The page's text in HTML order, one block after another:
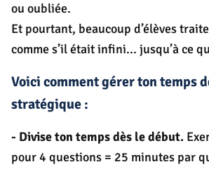
ou oubliée.
Et pourtant, beaucoup d’élèves
comme s’il était infini... jusqu’à ce
Voici comment gérer ton temps
stratégique :
- Divise ton temps dès le début.
pour 4 questions = 25 minutes par